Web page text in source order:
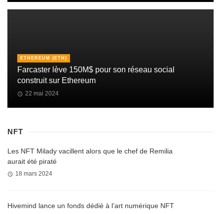
ETHEREUM (ETH)
Farcaster lève 150M$ pour son réseau social
construit sur Ethereum
22 mai 2024
NFT
Les NFT Milady vacillent alors que le chef de Remilia
aurait été piraté
18 mars 2024
Hivemind lance un fonds dédié à l’art numérique NFT